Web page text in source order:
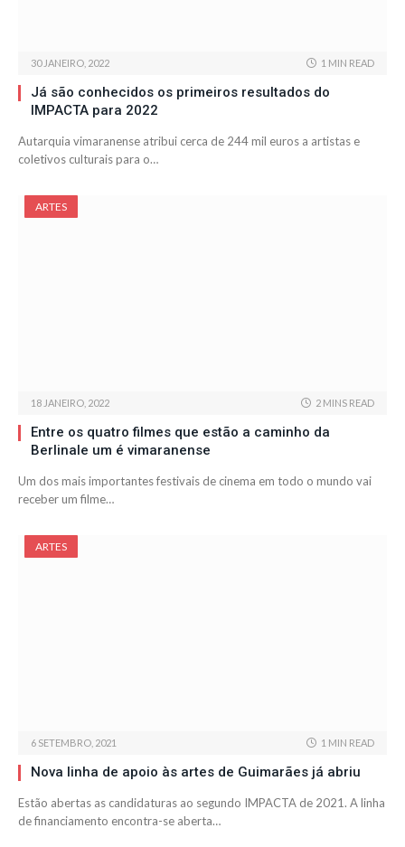
30 JANEIRO, 2022 1 MIN READ
Já são conhecidos os primeiros resultados do
IMPACTA para 2022
Autarquia vimaranense atribui cerca de 244 mil euros a artistas e
coletivos culturais para o…
ARTES
18 JANEIRO, 2022 2 MINS READ
Entre os quatro filmes que estão a caminho da
Berlinale um é vimaranense
Um dos mais importantes festivais de cinema em todo o mundo vai
receber um filme…
ARTES
6 SETEMBRO, 2021 1 MIN READ
Nova linha de apoio às artes de Guimarães já abriu
Estão abertas as candidaturas ao segundo IMPACTA de 2021. A linha
de financiamento encontra-se aberta…